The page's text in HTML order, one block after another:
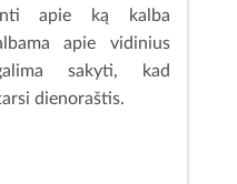
apie ką kalba
apie vidinius
sakyti, kad
dienoraštis.